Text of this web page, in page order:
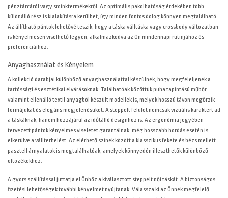
pénztárcáról vagy sminktermékekről. Az optimális pakolhatóság érdekében több
különálló rész is kialakításra kerülhet, így minden fontos dolog könnyen megtalálható.
Az állítható pántok lehetővé teszik, hogy a táska válltáska vagy crossbody változatban
is kényelmesen viselhető legyen, alkalmazkodva az Ön mindennapi rutinjához és
preferenciáihoz.
Anyaghasználat és Kényelem
A kollekció darabjai különböző anyaghasználattal készülnek, hogy megfeleljenek a
tartóssági és esztétikai elvárásoknak. Találhatóak közöttük puha tapintású műbőr,
valamint ellenálló textil anyagból készült modellek is, melyek hosszú távon megőrzik
formájukat és elegáns megjelenésüket. A steppelt felület nemcsak vizuális karaktert ad
a táskáknak, hanem hozzájárul az időtálló designhoz is. Az ergonómia jegyében
tervezett pántok kényelmes viseletet garantálnak, még hosszabb hordás esetén is,
elkerülve a vállterhelést. Az elérhető színek között a klasszikus fekete és bézs mellett
pasztell árnyalatok is megtalálhatóak, amelyek könnyedén illeszthetők különböző
öltözékekhez.
A gyors szállítással juttatja el Önhöz a kiválasztott steppelt női táskát. A biztonságos
fizetési lehetőségek további kényelmet nyújtanak. Válassza ki az Önnek megfelelő